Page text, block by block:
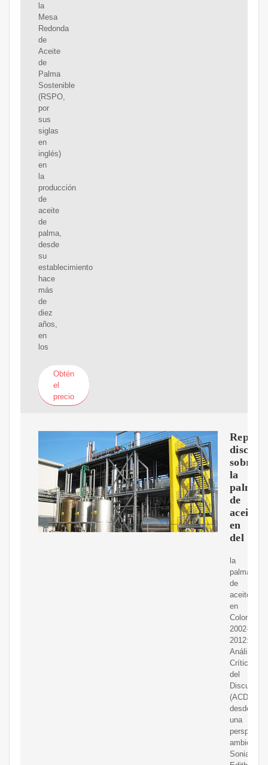
la
Mesa
Redonda
de
Aceite
de
Palma
Sostenible
(RSPO,
por
sus
siglas
en
inglés)
en
la
producción
de
aceite
de
palma,
desde
su
establecimiento
hace
más
de
diez
años,
en
los
Obtén
el
precio
sobre
la
palma
de
aceite
en
del
la
palma
de
aceite
en
Colombia
2002-
2012:
Análisis
Crítico
del
Discurso
(ACD)
desde
una
ambiental.
Sonia